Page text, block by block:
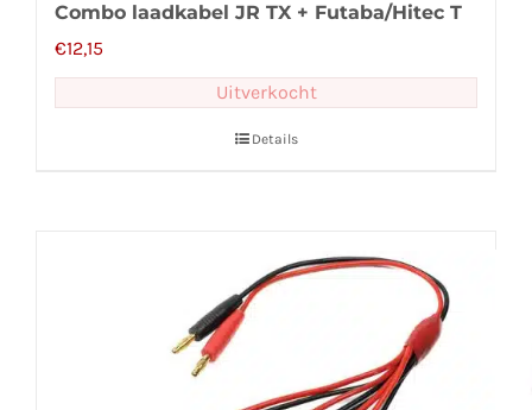
Combo laadkabel JR TX + Futaba/Hitec T
€12,15
Uitverkocht
Details